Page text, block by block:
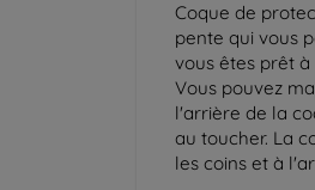
Coque de
pente qui vous
vous êtes prêt
Vous pouvez
l'arrière de la
au toucher. La
les coins et à